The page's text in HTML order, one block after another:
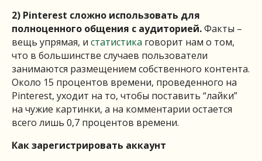
2) Pinterest сложно использовать для
полноценного общения с аудиторией.Факты –
вещь упрямая, и статистика говорит нам о том,
что в большинстве случаев пользователи
занимаются размещением собственного контента.
Около 15 процентов времени, проведенного на
Pinterest, уходит на то, чтобы поставить “лайки”
на чужие картинки, а на комментарии остается
всего лишь 0,7 процентов времени.
Какзарегистрировать аккаунт